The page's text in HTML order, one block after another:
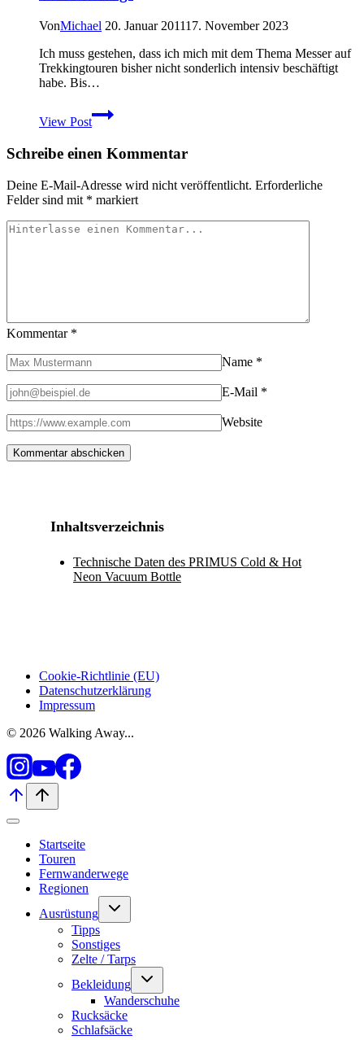
VonMichael 20. Januar 201117. November 2023
Ich muss gestehen, dass ich mich mit dem Thema Messer auf
Trekkingtouren bisher nicht sonderlich intensiv beschäftigt
habe. Bis…
View Post
Swiss
Advance
Light
Leichtes
Messer
Unterwegs
Schreibe einen Kommentar
Deine E-Mail-Adresse wird nicht veröffentlicht. Erforderliche
Felder sind mit * markiert
Kommentar *
Name *
E-Mail *
Website
Inhaltsverzeichnis
Technische Daten des PRIMUS Cold & Hot
Neon Vacuum Bottle
Cookie-Richtlinie (EU)
Datenschutzerklärung
Impressum
© 2026 Walking Away...
Startseite
Touren
Fernwanderwege
Regionen
Ausrüstung
Untermenü
umschalten
Tipps
Sonstiges
Zelte / Tarps
Bekleidung
Untermenü
umschalten
Wanderschuhe
Rucksäcke
Schlafsäcke